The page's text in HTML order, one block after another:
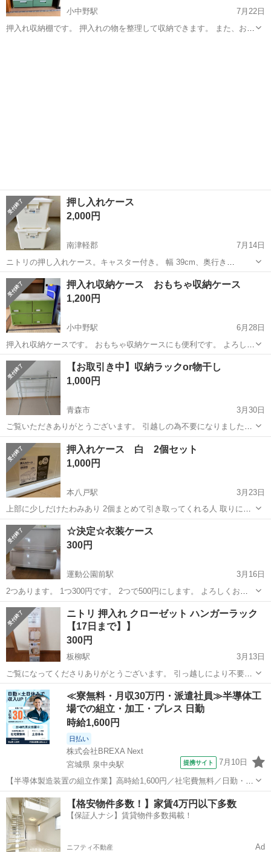
小中野駅
7月22日
押入れ収納棚です。 押入れの物を整理して収納できます。 また、おも
押し入れケース
2,000円
南津軽郡
7月14日
ニトリの押し入れケース。キャスター付き。 幅 39cm、奥行き
70cm、高さ 30cm。 2個ありますが、1個でも可です。1個 \1,000
青森 南津軽郡 収納家具 ケース
押入れ収納ケース おもちゃ収納ケース
1,200円
小中野駅
6月28日
押入れ収納ケースです。 おもちゃ収納ケースにも便利です。 よろしく
お願いします。 横75 高さ62 奥行き63
青森 八戸市 小中野駅 収納家具 押入れ
【お取引き中】収納ラックor物干し
1,000円
青森市
3月30日
ご覧いただきありがとうございます。 引越しの為不要になりました。
収納ラック、押入れラック又は物干し等に使えます！ 押入れ収納とし
て使っていました。 サイズ 幅約75cm 奥行約56cm 高さ約90cm 取引
き早い方を優先し...
青森 青森市 収納家具 物干し
押入れケース 白 2個セット
1,000円
本八戸駅
3月23日
上部に少しだけたわみあり 2個まとめて引き取ってくれる人 取りに来
てくれる人
青森 八戸市 本八戸駅
☆決定☆衣装ケース
300円
運動公園前駅
3月16日
2つあります。 1つ300円です。 2つで500円にします。 よろしくお願
いいたします。
青森 弘前市 運動公園前駅 収納家具
ニトリ 押入れ クローゼット ハンガーラック
【17日まで】】
300円
板柳駅
3月13日
ご覧になってくださりありがとうございます。 引っ越しにより不要に
なったためお譲りします。 美品です。押入れの中で使ってました。 サ
イズ･ 70x40x90cm 耐荷重･ パイプ1本あたり10kg 分解したまま、...
青森 北津軽郡 板柳駅 収納家具 押入れ
≪寮無料・月収30万円・派遣社員≫半導体工
場での組立・加工・プレス 日勤
時給1,600円
日払い
株式会社BREXA Next
宮城県 泉中央駅
提携サイト 7月10日
【半導体製造装置の組立作業】高時給1,600円／社宅費無料／日勤・土
日休み／20～40代の男女活躍中！ 人気の工場のお仕事 ◇半導体製造
装置の製造◇ 【半導体製造装置を組立て】 ・ドライバー、レンチ等を
使用してのビス止め...
宮城 泉中央駅 その他
【格安物件多数！】家賃4万円以下多数
【保証人ナシ】賃貸物件多数掲載！
ニフティ不動産 Ad